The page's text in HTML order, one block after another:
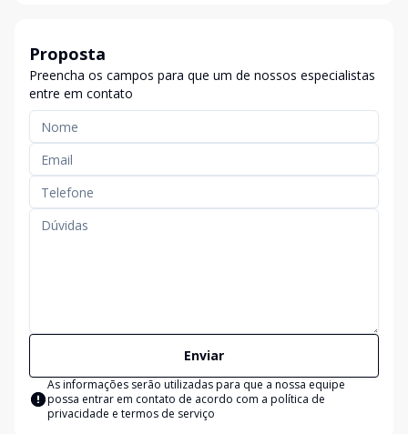
Proposta
Preencha os campos para que um de nossos especialistas
entre em contato
Enviar
As informações serão utilizadas para que a nossa equipe
possa entrar em contato de acordo com a política de
privacidade e termos de serviço